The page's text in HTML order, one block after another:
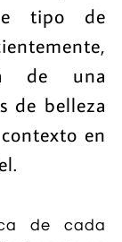
tipo de
de una
de belleza
en
de cada